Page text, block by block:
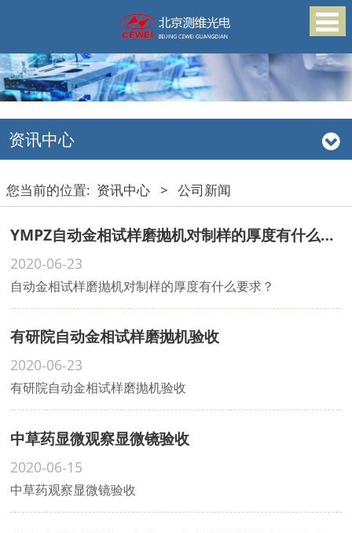
资讯中心
您当前的位置: 资讯中心 > 公司新闻
YMPZ自动金相试样磨抛机对制样的厚度有什么要求？
2020-06-23
自动金相试样磨抛机对制样的厚度有什么要求？
有研院自动金相试样磨抛机验收
2020-06-23
有研院自动金相试样磨抛机验收
中草药显微观察显微镜验收
2020-06-15
中草药观察显微镜验收